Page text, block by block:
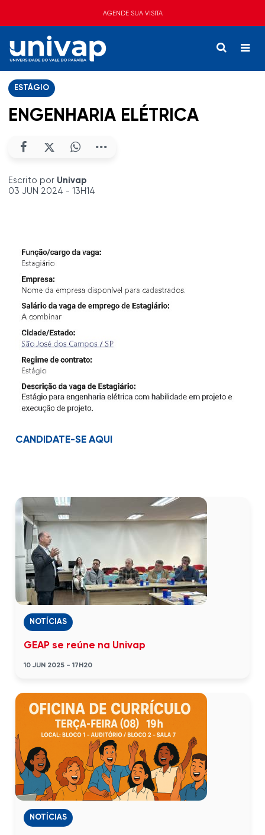
AGENDE SUA VISITA
ESTÁGIO
ENGENHARIA ELÉTRICA
Escrito por Univap
03 JUN 2024 - 13H14
CANDIDATE-SE AQUI
NOTÍCIAS
GEAP se reúne na Univap
10 JUN 2025 - 17H20
NOTÍCIAS